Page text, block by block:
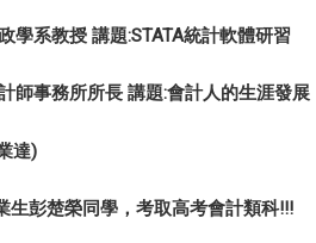
學系教授 講題:STATA統計軟體研習
師事務所所長 講題:會計人的生涯發展
達)
生彭楚榮同學，考取高考會計類科!!!